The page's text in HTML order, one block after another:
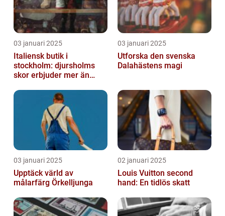
03 januari 2025
Italiensk butik i
stockholm: djursholms
skor erbjuder mer än
03 januari 2025
Utforska den svenska
Dalahästens magi
03 januari 2025
Upptäck värld av
målarfärg Örkelljunga
02 januari 2025
Louis Vuitton second
hand: En tidlös skatt